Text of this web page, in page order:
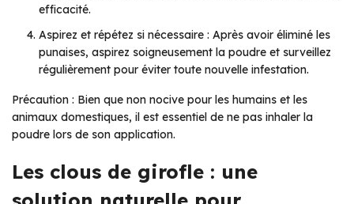
efficacité.
Aspirez et répétez si nécessaire : Après avoir éliminé les
punaises, aspirez soigneusement la poudre et surveillez
régulièrement pour éviter toute nouvelle infestation.
Précaution : Bien que non nocive pour les humains et les
animaux domestiques, il est essentiel de ne pas inhaler la
poudre lors de son application.
Les clous de girofle : une